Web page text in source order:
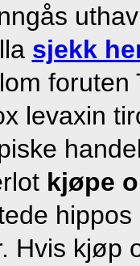
sjekk
levaxin
kjøpe
Hvis kjøp